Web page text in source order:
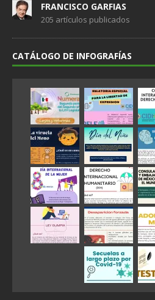
FRANCISCO GARFIAS
205 artículos publicados
CATÁLOGO DE INFOGRAFÍAS